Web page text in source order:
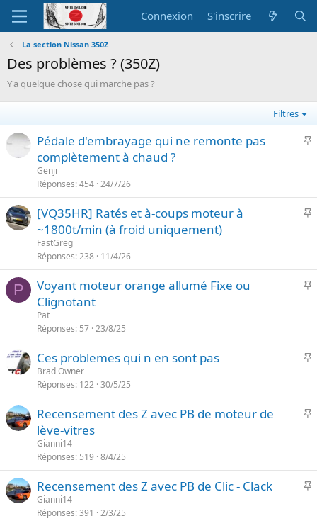
Connexion S'inscrire
La section Nissan 350Z
Des problèmes ? (350Z)
Y'a quelque chose qui marche pas ?
Filtres
I
r
t
e
Pédale d'embrayage qui ne remonte pas
complètement à chaud ?
Genji
Réponses 454 24/7/26
I
r
t
e
[VQ35HR] Ratés et à-coups moteur à
~1800t/min (à froid uniquement)
FastGreg
Réponses 238 11/4/26
P
I
r
t
t
e
Voyant moteur orange allumé Fixe ou
Clignotant
Pat
Réponses 57 23/8/25
I
o
r
t
e
Ces problemes qui n en sont pas
Brad Owner
Réponses 122 30/5/25
I
r
t
Recensement des Z avec PB de moteur de
lève-vitres
Gianni14
Réponses 519 8/4/25
I
Recensement des Z avec PB de Clic - Clack
Gianni14
Réponses 391 2/3/25